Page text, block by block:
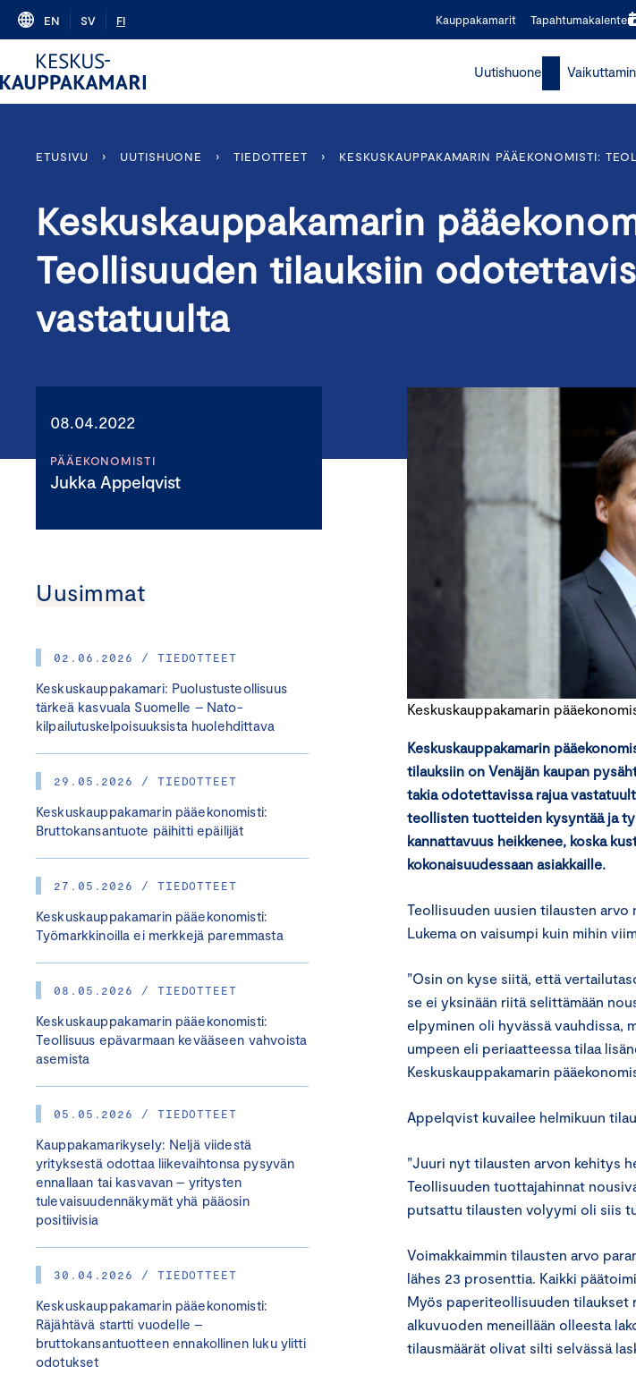
Skip
content
EN SV FI Kauppakamarit Tapahtumakalenteri
Uutishuone
ETUSIVU › UUTISHUONE › TIEDOTTEET › KESKUSKAUPPAKAMARIN PÄÄEKONOMISTI:
Keskuskauppakamarin
Teollisuuden tilauksiin
vastatuulta
08.04.2022
PÄÄEKONOMISTI
Jukka Appelqvist
Uusimmat
02.06.2026 / TIEDOTTEET
Keskuskauppakamari: Puolustusteollisuus
tärkeä kasvuala Suomelle – Nato-
kilpailutuskelpoisuuksista huolehdittava
29.05.2026 / TIEDOTTEET
Keskuskauppakamarin pääekonomisti:
Bruttokansantuote päihitti epäilijät
27.05.2026 / TIEDOTTEET
Keskuskauppakamarin pääekonomisti:
Työmarkkinoilla ei merkkejä paremmasta
08.05.2026 / TIEDOTTEET
Keskuskauppakamarin pääekonomisti:
Teollisuus epävarmaan kevääseen vahvoista
asemista
05.05.2026 / TIEDOTTEET
Kauppakamarikysely: Neljä viidestä
yrityksestä odottaa liikevaihtonsa pysyvän
ennallaan tai kasvavan – yritysten
tulevaisuudennäkymät yhä pääosin
positiivisia
30.04.2026 / TIEDOTTEET
Keskuskauppakamarin pääekonomisti:
Räjähtävä startti vuodelle –
bruttokansantuotteen ennakollinen luku ylitti
odotukset
Keskuskauppakamarin
Keskuskauppakamarin
tilauksiin on Venäjän kaupan
takia odotettavissa rajua
teollisten tuotteiden kysyntää ja
kannattavuus heikkenee, koska
kokonaisuudessaan asiakkaille.
Teollisuuden uusien tilausten arvo
Lukema on vaisumpi kuin mihin
”Osin on kyse siitä, että
se ei yksinään riitä selittämään
elpyminen oli hyvässä vauhdissa,
umpeen eli periaatteessa tilaa
Keskuskauppakamarin
Appelqvist kuvailee helmikuun
”Juuri nyt tilausten arvon kehitys
Teollisuuden tuottajahinnat
putsattu tilausten volyymi oli siis
Voimakkaimmin tilausten arvo
lähes 23 prosenttia. Kaikki
Myös paperiteollisuuden tilaukset
alkuvuoden meneillään olleesta
tilausmäärät olivat silti selvässä